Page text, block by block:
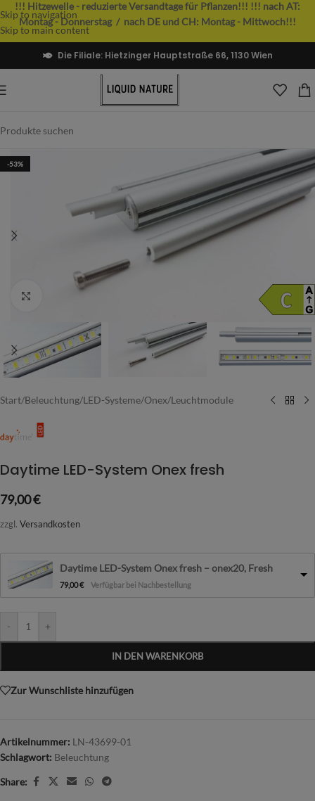
Skip to navigation
Skip to main content
!!! Hitzewelle - reduzierte Versandtage für Pflanzen!!! !!! nach AT:
Montag - Donnerstag / nach DE und CH: Montag - Mittwoch!!!
Die Filiale: Hietzinger Hauptstraße 66, 1130 Wien
-53%
Start/Beleuchtung/LED-Systeme/Onex/Leuchtmodule
Daytime LED-System Onex fresh
79,00€
zzgl. Versandkosten
Daytime LED-System Onex fresh – onex20, Fresh
79,00€ Verfügbar bei Nachbestellung
- +
IN DEN WARENKORB
Zur Wunschliste hinzufügen
Artikelnummer: LN-43699-01
Schlagwort: Beleuchtung
Share: